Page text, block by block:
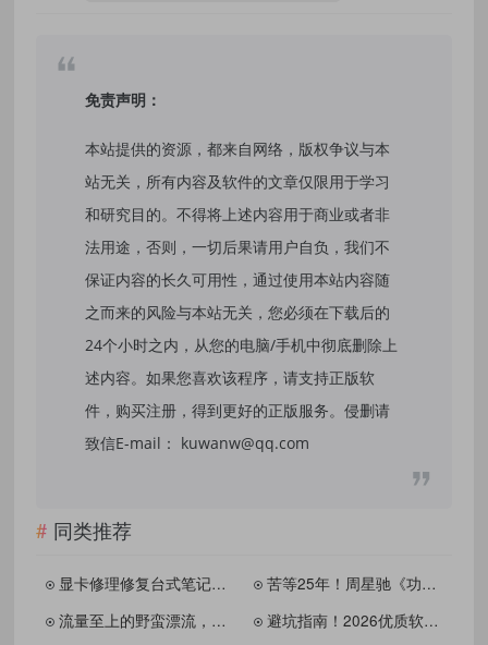
免责声明：
本站提供的资源，都来自网络，版权争议与本
站无关，所有内容及软件的文章仅限用于学习
和研究目的。不得将上述内容用于商业或者非
法用途，否则，一切后果请用户自负，我们不
保证内容的长久可用性，通过使用本站内容随
之而来的风险与本站无关，您必须在下载后的
24个小时之内，从您的电脑/手机中彻底删除上
述内容。如果您喜欢该程序，请支持正版软
件，购买注册，得到更好的正版服务。侵删请
致信E-mail： kuwanw@qq.com
同类推荐
显卡修理修复台式笔记本电脑维修组装视频教学
苦等25年！周星驰《功夫女足》来袭，这才是盛夏最燃的逆袭盛宴
流量至上的野蛮漂流，别让消暑变赌命
避坑指南！2026优质软件资源网推荐，酷玩资源网实测好用不踩雷